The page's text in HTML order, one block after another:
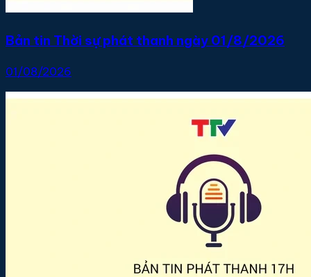
Bản tin Thời sự phát thanh ngày 01/8/2026
01/08/2026